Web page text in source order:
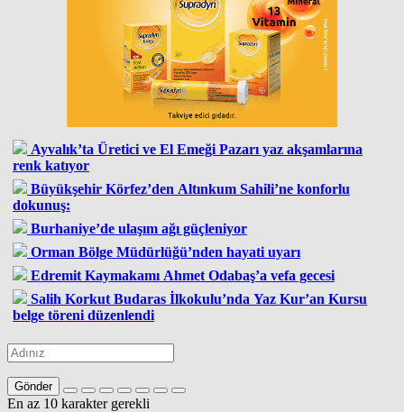
Ayvalık’ta Üretici ve El Emeği Pazarı yaz akşamlarına
renk katıyor
Büyükşehir Körfez’den Altınkum Sahili’ne konforlu
dokunuş:
Burhaniye’de ulaşım ağı güçleniyor
Orman Bölge Müdürlüğü’nden hayati uyarı
Edremit Kaymakamı Ahmet Odabaş’a vefa gecesi
Salih Korkut Budaras İlkokulu’nda Yaz Kur’an Kursu
belge töreni düzenlendi
Gönder
En az 10 karakter gerekli